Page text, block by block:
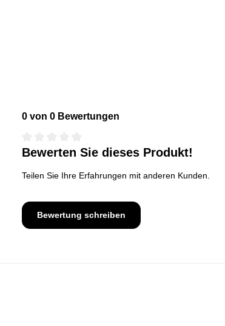
0 von 0 Bewertungen
Durchschnittliche Bewertung von 0 von 5 Sternen
Bewerten Sie dieses Produkt!
Teilen Sie Ihre Erfahrungen mit anderen Kunden.
Bewertung schreiben